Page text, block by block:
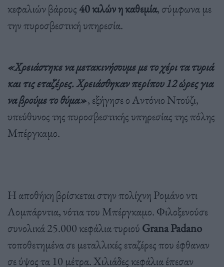
κεφαλιών βάρους40 κιλών η καθεμία, σύμφωνα με
την πυροσβεστική υπηρεσία.
«Χρειάστηκε να μετακινήσουμε με το χέρι τα τυριά
και τις εταζέρες. Χρειάσθηκαν περίπου 12 ώρες για
να βρούμε το θύμα», εξήγησε ο Αντόνιο Ντούζι,
υπεύθυνος της πυροσβεστικής υπηρεσίας της πόλης
Μπέργκαμο.
Η αποθήκη βρίσκεται στην πολίχνη Ρομάνο ντι
Λομπάρντια, νότια του Μπέργκαμο. Φιλοξενούσε
συνολικά 25.000 κεφάλια τυριού Grana Padano
τοποθετημένα σε μεταλλικές εταζέρες που έφθαναν
σε ύψος τα 10 μέτρα. Χιλιάδες κεφάλια έπεσαν